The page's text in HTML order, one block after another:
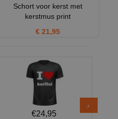
Schort voor kerst met
kerstmus print
€ 21,95
€24,95